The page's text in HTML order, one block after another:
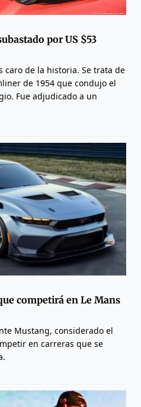
por US $53
caro de la historia. Se trata de
de 1954 que condujo el
Fue adjudicado a un
competirá en Le Mans
Mustang, considerado el
en carreras que se